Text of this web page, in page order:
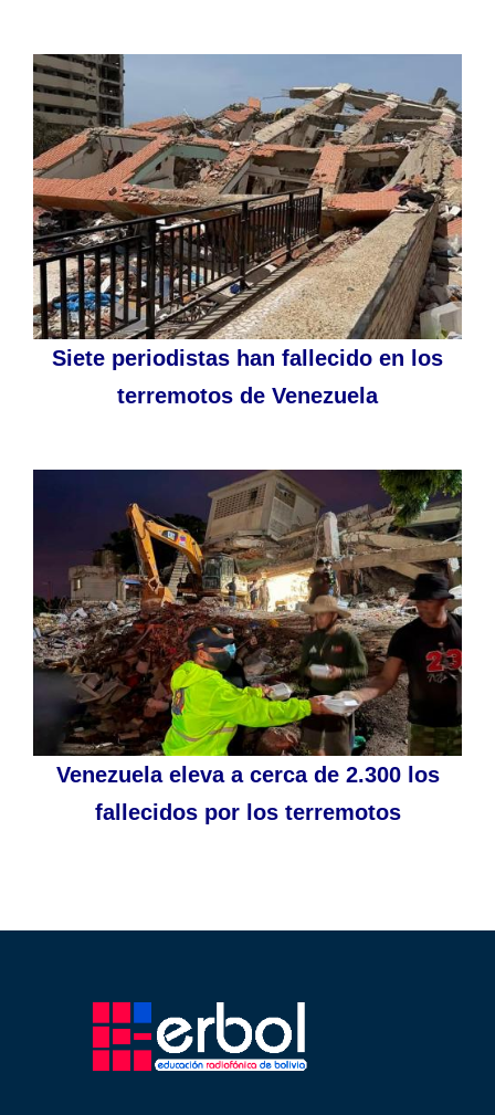
Siete periodistas han fallecido en los
terremotos de Venezuela
Venezuela eleva a cerca de 2.300 los
fallecidos por los terremotos